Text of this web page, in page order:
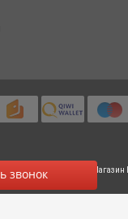
звонок
защищены Салон-